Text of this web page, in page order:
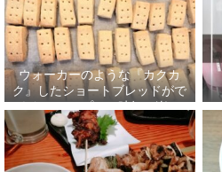
ウォーカーのような『カクカ
ク』したショートブレッドがで
きた！フープロで時短＆楽チ
ン！